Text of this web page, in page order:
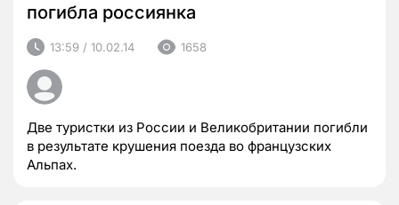
погибла россиянка
13:59 / 10.02.14 1658
Две туристки из России и Великобритании погибли
в результате крушения поезда во французских
Альпах.